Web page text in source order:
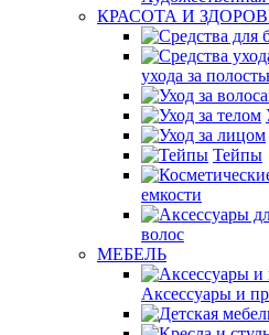
КРАСОТА И
ухода за
Тейпы
емкости
волос
МЕБЕЛЬ
Аксессуары и